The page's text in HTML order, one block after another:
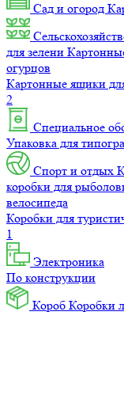
Сад и огород
для зелени
огурцов
Картонные ящики
2
Специальное
Упаковка для
Спорт и отдых
коробки для
велосипеда
Коробки для
1
Электроника
По конструкции
Короб Коробки